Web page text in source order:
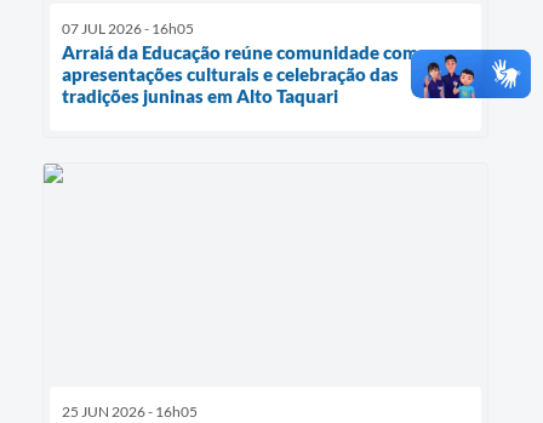
07 JUL 2026 - 16h05
Arraiá da Educação reúne comunidade com
apresentações culturais e celebração das
tradições juninas em Alto Taquari
25 JUN 2026 - 16h05